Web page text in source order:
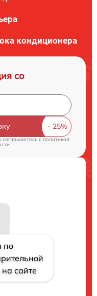
кондиционера
со
c политикой
по
сайте